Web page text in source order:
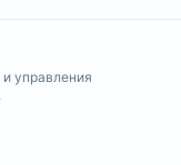
управления